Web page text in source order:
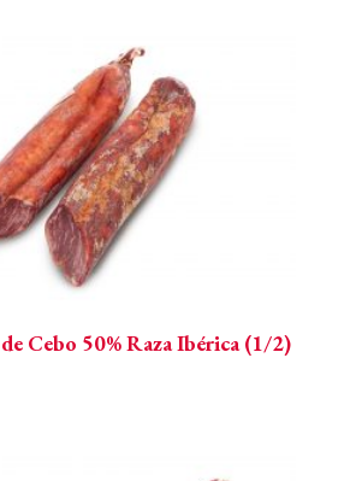
Cebo 50% Raza Ibérica (1/2)